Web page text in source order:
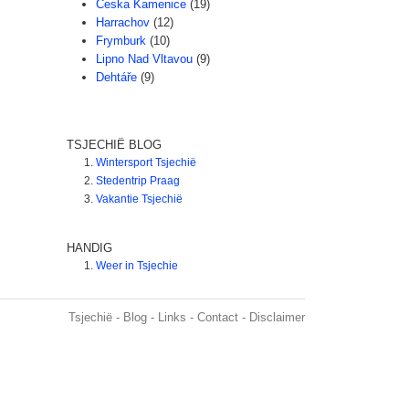
Ceska Kamenice (19)
Harrachov (12)
Frymburk (10)
Lipno Nad Vltavou (9)
Dehtáře (9)
TSJECHIË BLOG
Wintersport Tsjechië
Stedentrip Praag
Vakantie Tsjechië
HANDIG
Weer in Tsjechie
Tsjechië - Blog - Links - Contact - Disclaimer